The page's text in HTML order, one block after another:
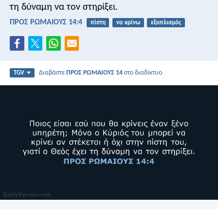
τη δύναμη να τον στηρίξει.
ΠΡΟΣ ΡΩΜΑΙΟΥΣ 14:4 πίστη να κρίνω εξοπλισμός
TGV ΔιαβάστεΠΡΟΣ ΡΩΜΑΙΟΥΣ 14 στο διαδίκτυο